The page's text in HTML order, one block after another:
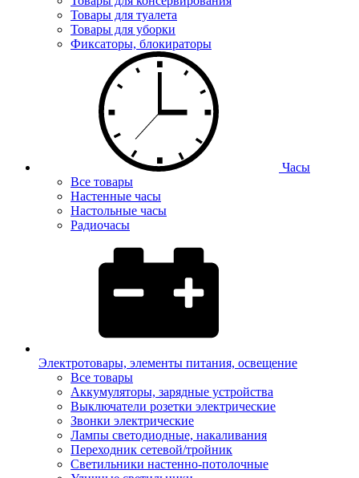
Товары для туалета
Товары для уборки
Фиксаторы, блокираторы
Часы
Все товары
Настенные часы
Настольные часы
Радиочасы
Электротовары, элементы питания, освещение
Все товары
Аккумуляторы, зарядные устройства
Выключатели розетки электрические
Звонки электрические
Лампы светодиодные, накаливания
Переходник сетевой/тройник
Светильники настенно-потолочные